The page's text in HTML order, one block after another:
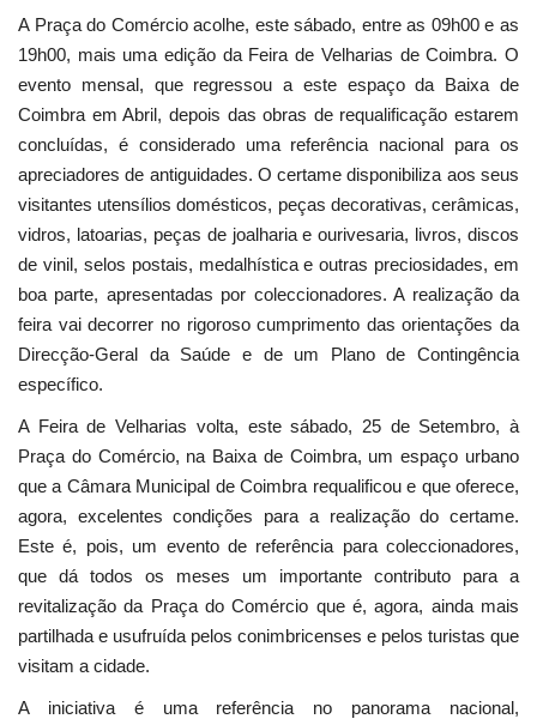
A Praça do Comércio acolhe, este sábado, entre as 09h00 e as
19h00, mais uma edição da Feira de Velharias de Coimbra. O
evento mensal, que regressou a este espaço da Baixa de
Coimbra em Abril, depois das obras de requalificação estarem
concluídas, é considerado uma referência nacional para os
apreciadores de antiguidades. O certame disponibiliza aos seus
visitantes utensílios domésticos, peças decorativas, cerâmicas,
vidros, latoarias, peças de joalharia e ourivesaria, livros, discos
de vinil, selos postais, medalhística e outras preciosidades, em
boa parte, apresentadas por coleccionadores. A realização da
feira vai decorrer no rigoroso cumprimento das orientações da
Direcção-Geral da Saúde e de um Plano de Contingência
específico.
A Feira de Velharias volta, este sábado, 25 de Setembro, à
Praça do Comércio, na Baixa de Coimbra, um espaço urbano
que a Câmara Municipal de Coimbra requalificou e que oferece,
agora, excelentes condições para a realização do certame.
Este é, pois, um evento de referência para coleccionadores,
que dá todos os meses um importante contributo para a
revitalização da Praça do Comércio que é, agora, ainda mais
partilhada e usufruída pelos conimbricenses e pelos turistas que
visitam a cidade.
A iniciativa é uma referência no panorama nacional,